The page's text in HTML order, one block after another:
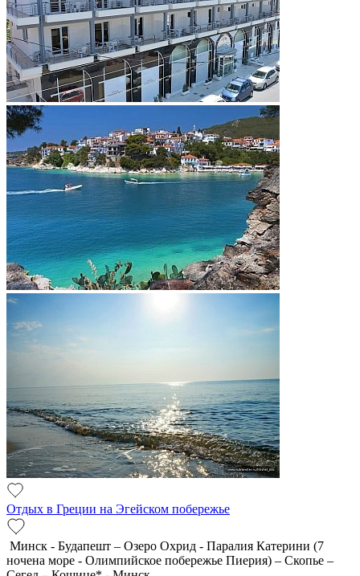
Отдых в Греции на Эгейском побережье
Минск - Будапешт – Озеро Охрид - Паралия Катерини (7
ночена море - Олимпийское побережье Пиерия) – Скопье –